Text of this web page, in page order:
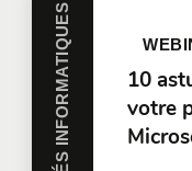
10
votre